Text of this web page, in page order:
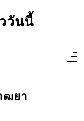
วันนี้
ฒยา